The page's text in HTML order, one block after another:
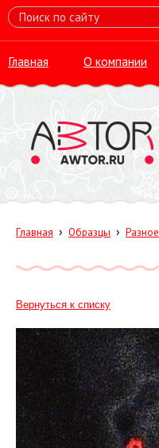
Главная О компании
Главная › Образцы › Разное
Вернуться к списку